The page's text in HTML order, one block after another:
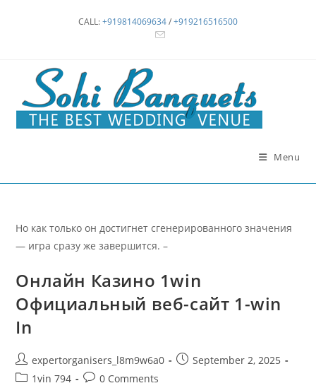
CALL:+919814069634/+919216516500
Menu
Но как только он достигнет сгенерированного значения
— игра сразу же завершится. –
Онлайн Казино 1win
Официальный веб-сайт 1-win
In
Post
author:
expertorganisers_l8m9w6a0
PostSeptember 2, 2025
Post1vin 794
Post0 Comments